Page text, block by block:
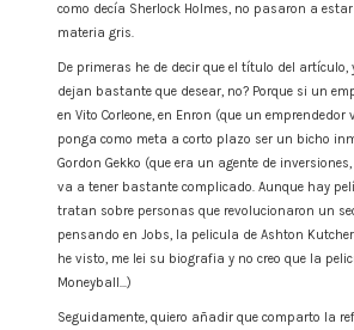
como decía Sherlock Holmes, no pasaron a
materia gris.
De primeras he de decir que el título del
dejan bastante que desear, no? Porque si un
en Vito Corleone, en Enron (que un emprendedor
ponga como meta a corto plazo ser un bicho
Gordon Gekko (que era un agente de
va a tener bastante complicado. Aunque hay
tratan sobre personas que revolucionaron un
pensando en Jobs, la pelicula de Ashton
he visto, me lei su biografia y no creo que la
Moneyball…)
Seguidamente, quiero añadir que comparto la